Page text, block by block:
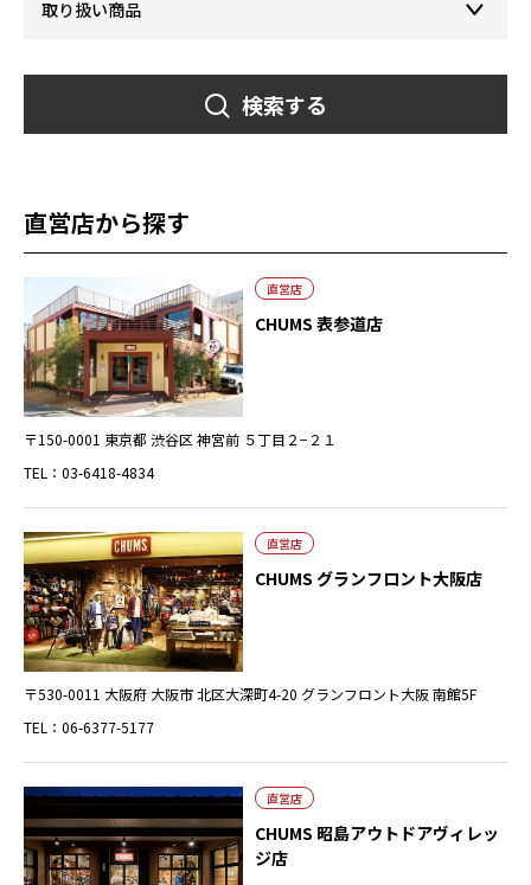
検索する
直営店から探す
直営店
CHUMS 表参道店
〒150-0001 東京都 渋谷区 神宮前 ５丁目２−２１
TEL：03-6418-4834
直営店
CHUMS グランフロント大阪店
〒530-0011 大阪府 大阪市 北区大深町4-20 グランフロント大阪 南館5F
TEL：06-6377-5177
直営店
CHUMS 昭島アウトドアヴィレッ
ジ店